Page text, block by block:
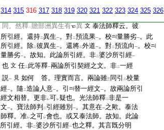
314 315 316 317 318 319 320 321 322 323 324 325 326
十引 經 與此即有 小異 。引 經雖 別。大意皆
同。然釋 二 贍部洲異生有 異 文 泰法師釋云。彼
所引經。還持二異生一。對二預流果一。校 量勝劣一。此
所引經。除二彼異生一。還將二外道一。對二預流向 一。校
量勝劣一。故知。此論所引經。非二婆沙所引經一
也 文 任二 此等釋一兩論所引契經之文。非二一經
説一 見 如何 答。理實而言。兩論雖三 同引 二校量
經一。隨 二造論人意一。引 替一經文一。故兩論所引
經文相替。更非レ可レ疑也。光法師釋二非是一
文一。寶法師判 二 引經雖別 一。其意在一之歟。泰法
師釋。准レ之可レ會也。或又泰法師。故知。此論
所引經。非二婆沙所引經一也之釋。其言既分明